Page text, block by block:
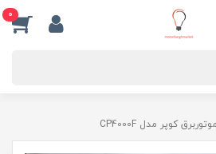
0
موتوربرق کوپر مدل CP4000F